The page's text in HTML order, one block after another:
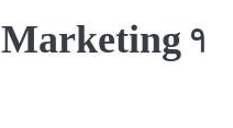
Marketing ۹